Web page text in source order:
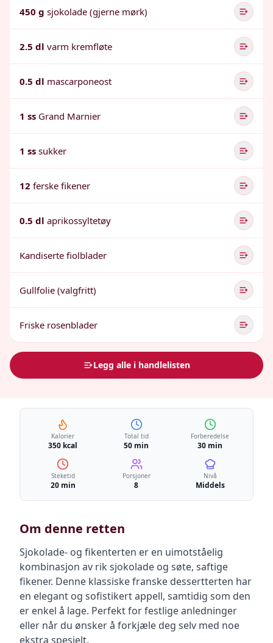
450 g sjokolade (gjerne mørk)
2.5 dl varm kremfløte
0.5 dl mascarponeost
1 ss Grand Marnier
1 ss sukker
12 ferske fikener
0.5 dl aprikossyltetøy
Kandiserte fiolblader
Gullfolie (valgfritt)
Friske rosenblader
Legg alle i handlelisten
Kalorier
350 kcal
Total tid
50 min
Forberedelse
30 min
Steketid
20 min
Porsjoner
8
Nivå
Middels
Om denne retten
Sjokolade- og fikenterten er en uimotståelig
kombinasjon av rik sjokolade og søte, saftige
fikener. Denne klassiske franske dessertterten har
en elegant og sofistikert appell, samtidig som den
er enkel å lage. Perfekt for festlige anledninger
eller når du ønsker å forkjæle deg selv med noe
ekstra spesielt.